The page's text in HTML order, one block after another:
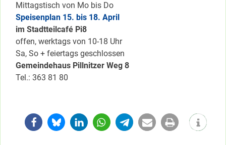
Mittagstisch von Mo bis Do
Speisenplan 15. bis 18. April
im Stadtteilcafé Pi8
offen, werktags von 10-18 Uhr
Sa, So + feiertags geschlossen
Gemeindehaus Pillnitzer Weg 8
Tel.: 363 81 80